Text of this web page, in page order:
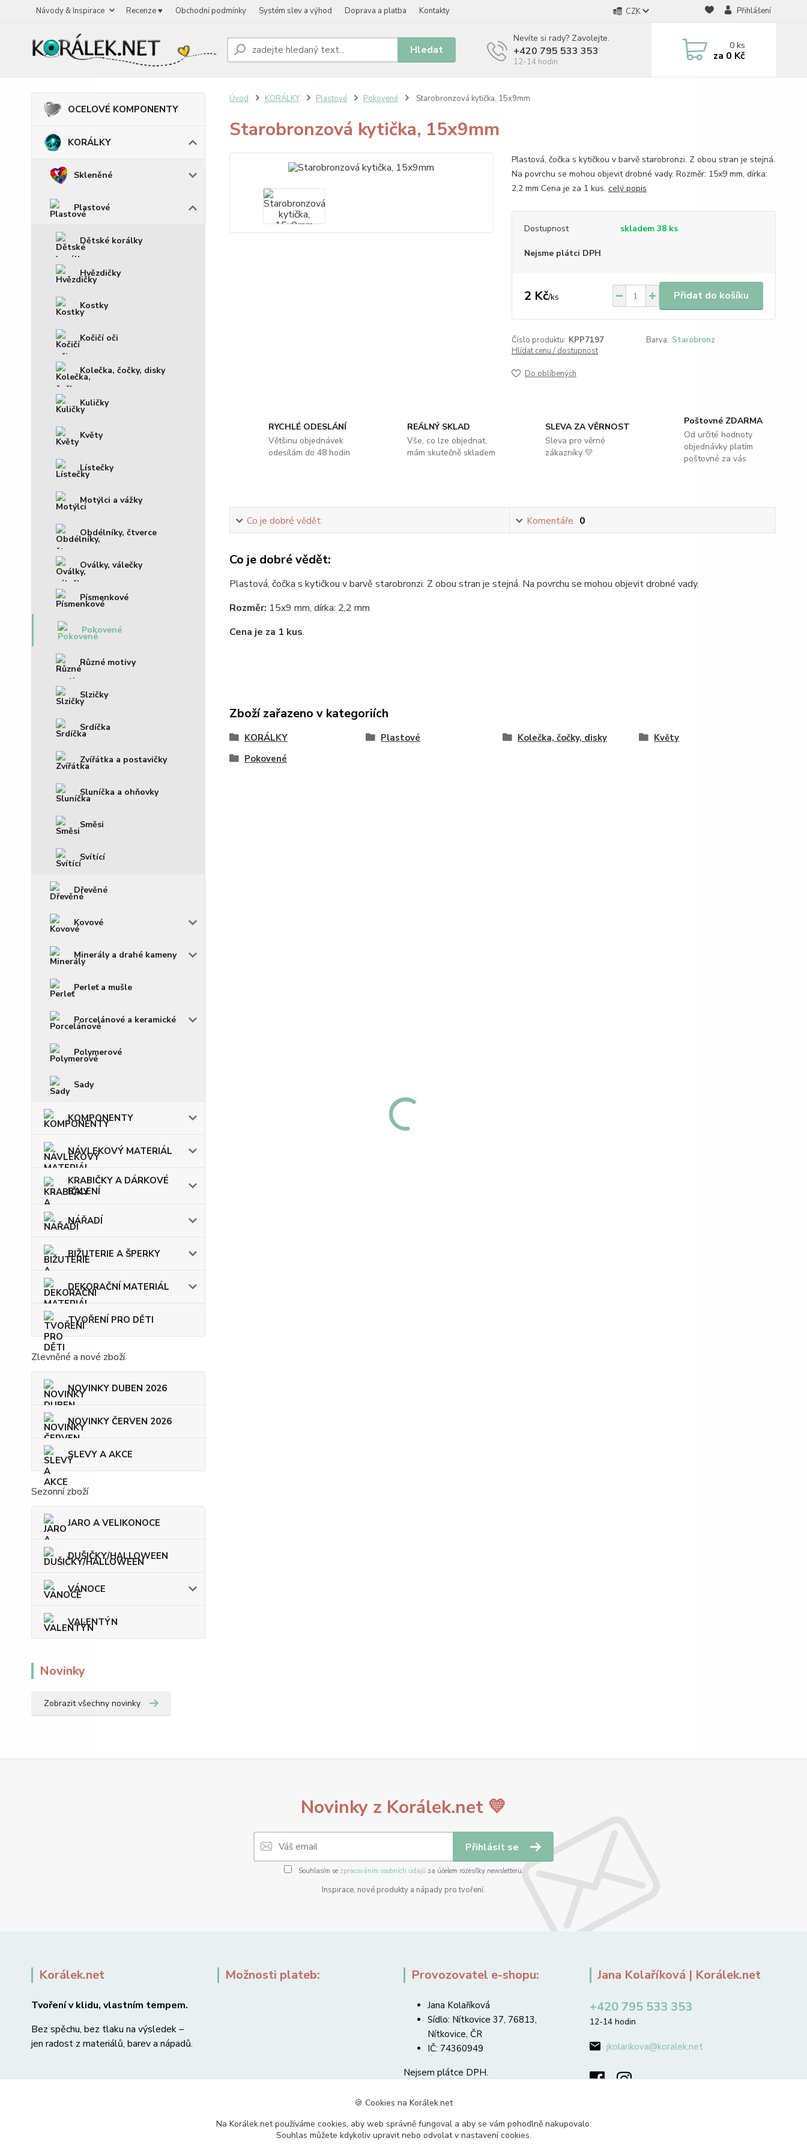
Návody & Inspirace Recenze ♥ Obchodní podmínky Systém slev a výhod Doprava a platba Kontakty CZK Přihlášení
Hledat
Nevíte si rady? Zavolejte.
+420 795 533 353
12-14 hodin
0ks
za 0 Kč
OCELOVÉ KOMPONENTY
KORÁLKY
Skleněné
Plastové
Dětské korálky
Hvězdičky
Kostky
Kočičí oči
Kolečka, čočky, disky
Kuličky
Květy
Lístečky
Motýlci a vážky
Obdélníky, čtverce
Oválky, válečky
Písmenkové
Pokovené
Různé motivy
Slzičky
Srdíčka
Zvířátka a postavičky
Sluníčka a ohňovky
Směsi
Svítící
Dřevěné
Kovové
Minerály a drahé kameny
Perleť a mušle
Porcelánové a keramické
Polymerové
Sady
KOMPONENTY
NÁVLEKOVÝ MATERIÁL
KRABIČKY A DÁRKOVÉ
BALENÍ
NÁŘADÍ
BIŽUTERIE A ŠPERKY
DEKORAČNÍ MATERIÁL
TVOŘENÍ PRO DĚTI
Zlevněné a nové zboží
NOVINKY DUBEN 2026
NOVINKY ČERVEN 2026
SLEVY A AKCE
Sezonní zboží
JARO A VELIKONOCE
DUŠIČKY/HALLOWEEN
VÁNOCE
VALENTÝN
Novinky
Zobrazit všechny novinky
Úvod KORÁLKY Plastové Pokovené Starobronzová kytička, 15x9mm
Starobronzová kytička, 15x9mm
Plastová, čočka s kytičkou v barvě starobronzi. Z obou stran je stejná.
Na povrchu se mohou objevit drobné vady. Rozměr: 15x9 mm, dírka:
2,2 mm Cena je za 1 kus. celý popis
Dostupnost skladem 38 ks
Nejsme plátci DPH
2 Kč/ks Přidat do košíku
Číslo produktu: KPP7197 Barva: Starobronz
Hlídat cenu / dostupnost
Do oblíbených
RYCHLÉ ODESLÁNÍ
Většinu objednávek
odesílám do 48 hodin
REÁLNÝ SKLAD
Vše, co lze objednat,
mám skutečně skladem
SLEVA ZA VĚRNOST
Sleva pro věrné
zákazníky 💛
Poštovné ZDARMA
Od určité hodnoty
objednávky platím
poštovné za vás
Co je dobré vědět: Komentáře 0
Co je dobré vědět:
Plastová, čočka s kytičkou v barvě starobronzi. Z obou stran je stejná. Na povrchu se mohou objevit drobné vady.
Rozměr: 15x9 mm, dírka: 2,2 mm
Cena je za 1 kus.
Zboží zařazeno v kategoriích
KORÁLKY Plastové Kolečka, čočky, disky
Květy
Pokovené
Novinky z Korálek.net 💛
Přihlásit se
Souhlasím se zpracováním osobních údajůza účelem rozesílky newsletteru.
Inspirace, nové produkty a nápady pro tvoření.
Korálek.net
Tvoření v klidu, vlastním tempem.
Bez spěchu, bez tlaku na výsledek –
jen radost z materiálů, barev a nápadů.
Možnosti plateb: Provozovatel e-shopu:
Jana Kolaříková
Sídlo: Nítkovice 37, 76813,
Nítkovice, ČR
IČ: 74360949
Nejsem plátce DPH.
Jana Kolaříková | Korálek.net
+420 795 533 353
12-14 hodin
jkolarikova@koralek.net
🍪 Cookies na Korálek.net
Na Korálek.net používáme cookies, aby web správně fungoval a aby se vám pohodlně nakupovalo.
Souhlas můžete kdykoliv upravit nebo odvolat v nastavení cookies.